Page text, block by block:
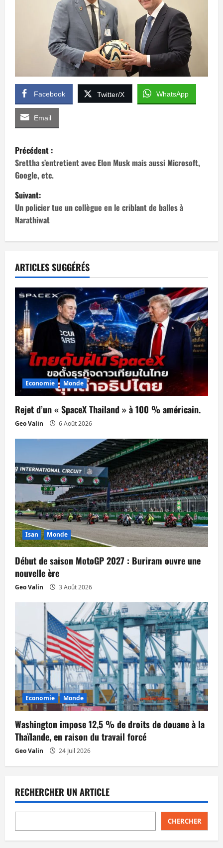
Facebook Twitter/X WhatsApp
Email
N
a
v
i
g
t
i
n
d
a
r
t
i
c
l
e
Précédent :
Srettha s’entretient avec Elon Musk mais aussi Microsoft,
Google, etc.
Suivant:
Un policier tue un collègue en le criblant de balles à
Narathiwat
ARTICLES SUGGÉRÉS
Economie Monde
Rejet d’un « SpaceX Thailand » à 100 % américain.
Geo Valin 6 Août 2026
Isan Monde
Début de saison MotoGP 2027 : Buriram ouvre une
nouvelle ère
Geo Valin 3 Août 2026
Economie Monde
Washington impose 12,5 % de droits de douane à la
Thaïlande, en raison du travail forcé
Geo Valin 24 Juil 2026
RECHERCHER UN ARTICLE
CHERCHER